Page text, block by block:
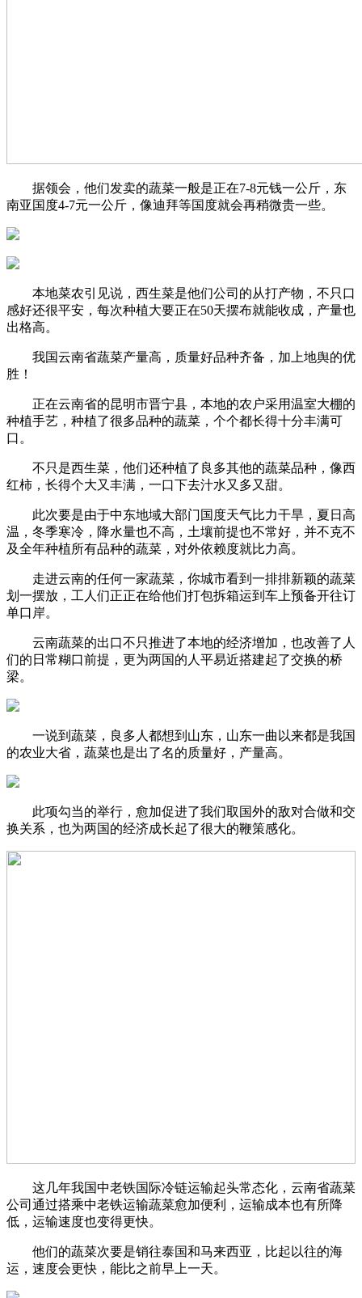
据领会，他们发卖的蔬菜一般是正在7-8元钱一公斤，东
南亚国度4-7元一公斤，像迪拜等国度就会再稍微贵一些。
本地菜农引见说，西生菜是他们公司的从打产物，不只口
感好还很平安，每次种植大要正在50天摆布就能收成，产量也
出格高。
我国云南省蔬菜产量高，质量好品种齐备，加上地舆的优
胜！
正在云南省的昆明市晋宁县，本地的农户采用温室大棚的
种植手艺，种植了很多品种的蔬菜，个个都长得十分丰满可
口。
不只是西生菜，他们还种植了良多其他的蔬菜品种，像西
红柿，长得个大又丰满，一口下去汁水又多又甜。
此次要是由于中东地域大部门国度天气比力干旱，夏日高
温，冬季寒冷，降水量也不高，土壤前提也不常好，并不克不
及全年种植所有品种的蔬菜，对外依赖度就比力高。
走进云南的任何一家蔬菜，你城市看到一排排新颖的蔬菜
划一摆放，工人们正正在给他们打包拆箱运到车上预备开往订
单口岸。
云南蔬菜的出口不只推进了本地的经济增加，也改善了人
们的日常糊口前提，更为两国的人平易近搭建起了交换的桥
梁。
一说到蔬菜，良多人都想到山东，山东一曲以来都是我国
的农业大省，蔬菜也是出了名的质量好，产量高。
此项勾当的举行，愈加促进了我们取国外的敌对合做和交
换关系，也为两国的经济成长起了很大的鞭策感化。
这几年我国中老铁国际冷链运输起头常态化，云南省蔬菜
公司通过搭乘中老铁运输蔬菜愈加便利，运输成本也有所降
低，运输速度也变得更快。
他们的蔬菜次要是销往泰国和马来西亚，比起以往的海
运，速度会更快，能比之前早上一天。